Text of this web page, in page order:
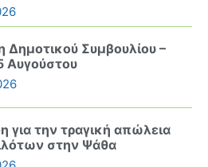
Δημοτικού Συμβουλίου –
Αυγούστου
για την τραγική απώλεια
στην Ψάθα